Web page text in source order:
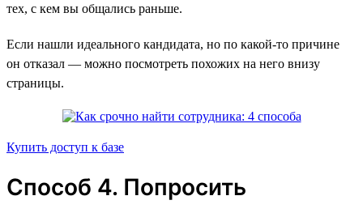
тех, с кем вы общались раньше.
Если нашли идеального кандидата, но по какой-то причине
он отказал — можно посмотреть похожих на него внизу
страницы.
Купить доступ к базе
Способ 4. Попросить